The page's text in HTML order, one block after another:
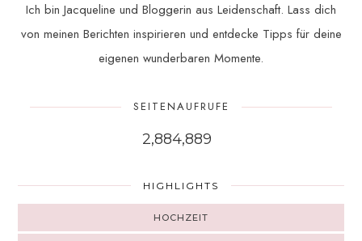
Ich bin Jacqueline und Bloggerin aus Leidenschaft. Lass dich
von meinen Berichten inspirieren und entdecke Tipps für deine
eigenen wunderbaren Momente.
SEITENAUFRUFE
2,884,889
HIGHLIGHTS
HOCHZEIT